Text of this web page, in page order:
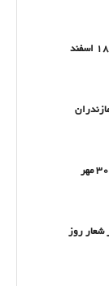
پیش بینی و توصیه های کشاورزی (18 اسفند
پیش بینی و توصیه های کشاورزی (30 مهر
شعار روز